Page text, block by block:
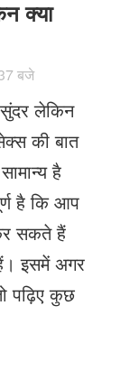
क्या
बजे
लेकिन
की बात
है
है कि आप
सकते हैं
इसमें अगर
पढ़िए कुछ